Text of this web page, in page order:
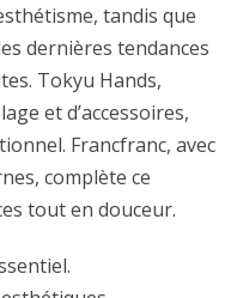
tandis que
dernières tendances
Tokyu Hands,
et d’accessoires,
Francfranc, avec
complète ce
tout en douceur.